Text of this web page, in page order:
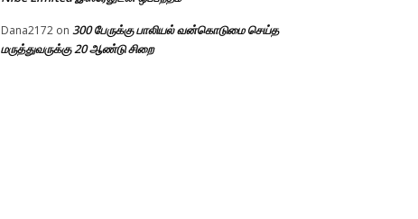
Dana2172 on 300 பேருக்கு பாலியல் வன்கொடுமை செய்த
மருத்துவருக்கு 20 ஆண்டு சிறை